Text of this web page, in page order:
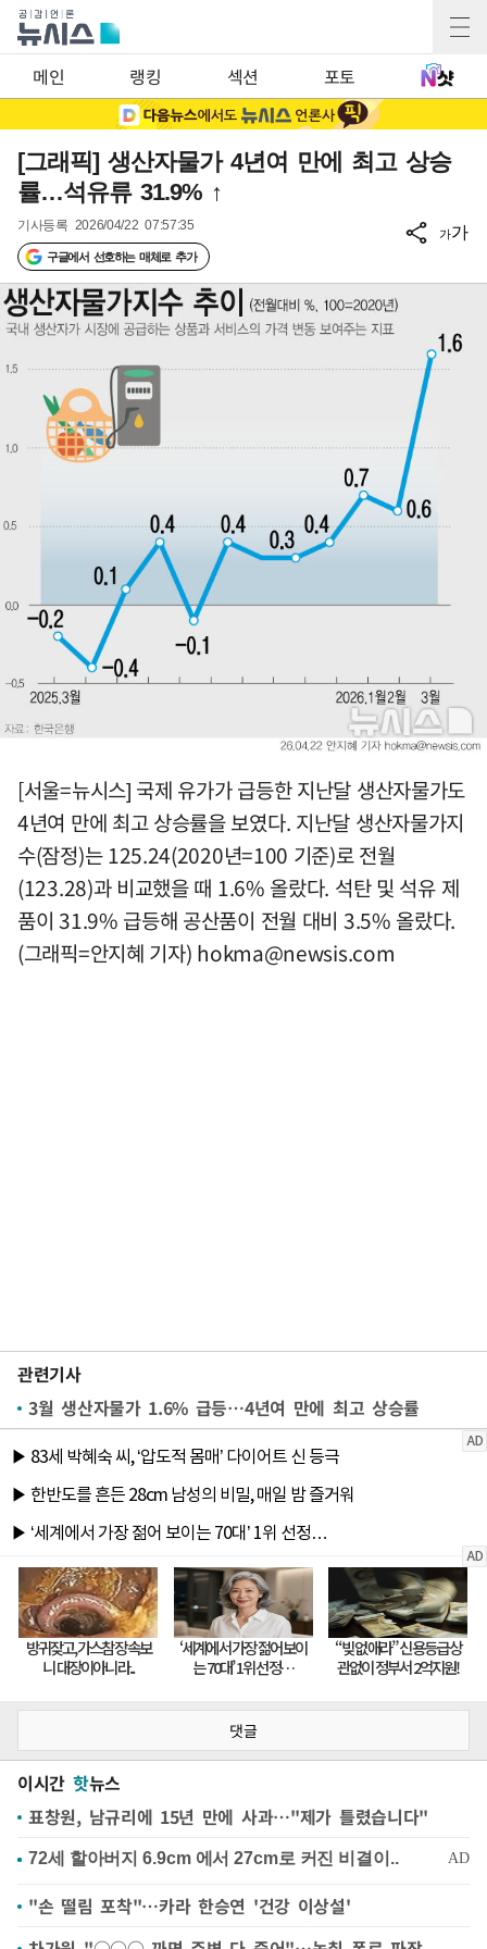
메인 랭킹 섹션 포토
[그래픽] 생산자물가 4년여 만에 최고 상승
률…석유류 31.9% ↑
기사등록 2026/04/22 07:57:35
구글에서 선호하는 매체로 추가
가가
[서울=뉴시스] 국제 유가가 급등한 지난달 생산자물가도
4년여 만에 최고 상승률을 보였다. 지난달 생산자물가지
수(잠정)는 125.24(2020년=100 기준)로 전월
(123.28)과 비교했을 때 1.6% 올랐다. 석탄 및 석유 제
품이 31.9% 급등해 공산품이 전월 대비 3.5% 올랐다.
(그래픽=안지혜 기자) hokma@newsis.com
관련기사
3월 생산자물가 1.6% 급등…4년여 만에 최고 상승률
댓글
이시간 핫뉴스
표창원, 남규리에 15년 만에 사과…"제가 틀렸습니다"
"손 떨림 포착"…카라 한승연 '건강 이상설'